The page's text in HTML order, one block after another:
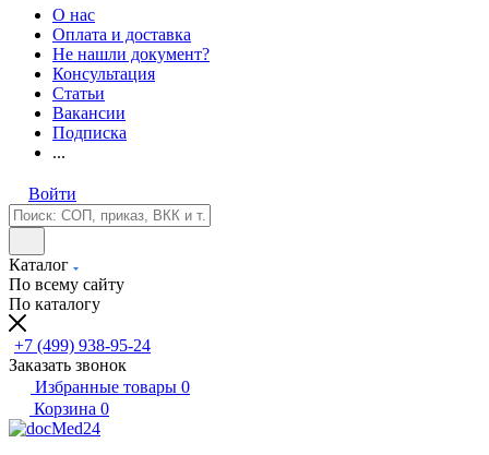
О нас
Оплата и доставка
Не нашли документ?
Консультация
Статьи
Вакансии
Подписка
...
Войти
Каталог
По всему сайту
По каталогу
+7 (499) 938-95-24
Заказать звонок
Избранные товары 0
Корзина 0